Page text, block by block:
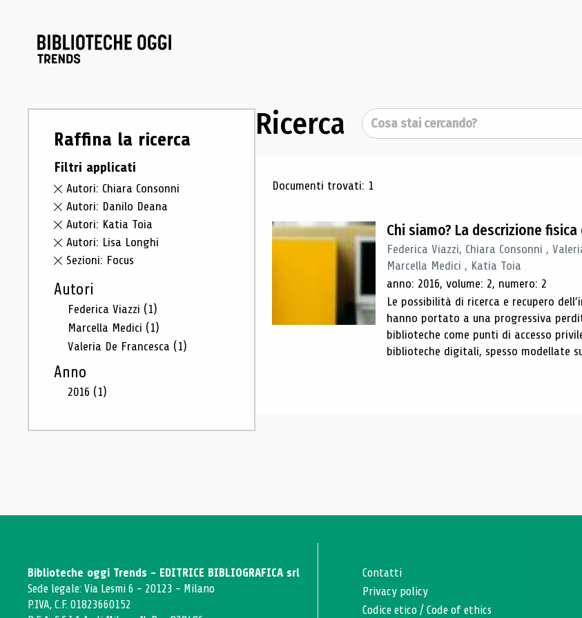
Raffina la ricerca
Filtri applicati
Autori: Chiara Consonni
Autori: Danilo Deana
Autori: Katia Toia
Autori: Lisa Longhi
Sezioni: Focus
Autori
Federica Viazzi (1)
Marcella Medici (1)
Valeria De Francesca (1)
Anno
2016 (1)
Ricerca Cerca
Risultati di ricerca
Documenti trovati: 1
Chi siamo? La descrizione
Federica Viazzi, Chiara Consonni ,
Marcella Medici , Katia Toia
anno: 2016, volume: 2, numero: 2
Le possibilità di ricerca e recupero
hanno portato a una progressiva
biblioteche come punti di accesso
biblioteche digitali, spesso modellate
Biblioteche oggi Trends - EDITRICE BIBLIOGRAFICA srl
Sede legale: Via Lesmi 6 - 20123 - Milano
P.IVA, C.F. 01823660152
Contatti
Privacy policy
Codice etico /Code of ethics